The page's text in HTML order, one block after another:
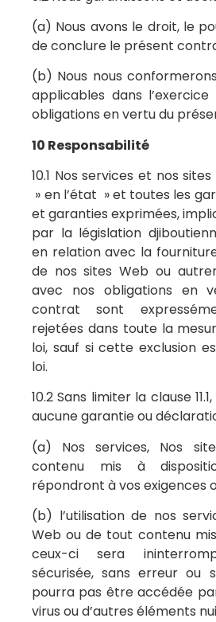
(a) Nous avons le droit, le
de conclure le présent
(b) Nous nous
applicables dans
obligations en vertu du
10 Responsabilité
10.1 Nos services et nos
» en l’état » et toutes les
et garanties exprimées,
par la législation
en relation avec la
de nos sites Web ou
avec nos obligations en
contrat sont
rejetées dans toute la
loi, sauf si cette exclusion
loi.
10.2 Sans limiter la clause
aucune garantie ou
(a) Nos services, Nos
contenu mis à
répondront à vos exigences
(b) l’utilisation de nos
Web ou de tout contenu
ceux-ci sera
sécurisée, sans erreur ou
pourra pas être accédée
virus ou d’autres éléments